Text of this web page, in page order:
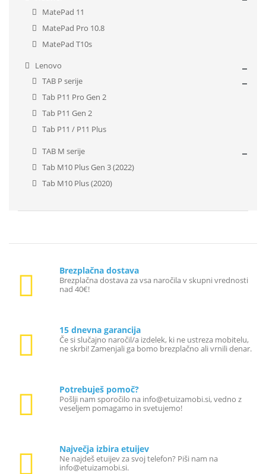
MatePad 11
MatePad Pro 10.8
MatePad T10s
Lenovo
TAB P serije
Tab P11 Pro Gen 2
Tab P11 Gen 2
Tab P11 / P11 Plus
TAB M serije
Tab M10 Plus Gen 3 (2022)
Tab M10 Plus (2020)
Brezplačna dostava
Brezplačna dostava za vsa naročila v skupni vrednosti
nad 40€!
15 dnevna garancija
Če si slučajno naročil/a izdelek, ki ne ustreza mobitelu,
ne skrbi! Zamenjali ga bomo brezplačno ali vrnili denar.
Potrebuješ pomoč?
Pošlji nam sporočilo na info@etuizamobi.si, vedno z
veseljem pomagamo in svetujemo!
Največja izbira etuijev
Ne najdeš etuijev za svoj telefon? Piši nam na
info@etuizamobi.si.